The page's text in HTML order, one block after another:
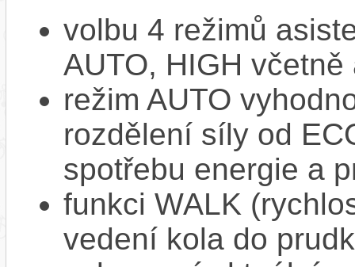
volbu 4 režimů
AUTO, HIGH
režim AUTO
rozdělení síly od
spotřebu energie a
funkci WALK
vedení kola do